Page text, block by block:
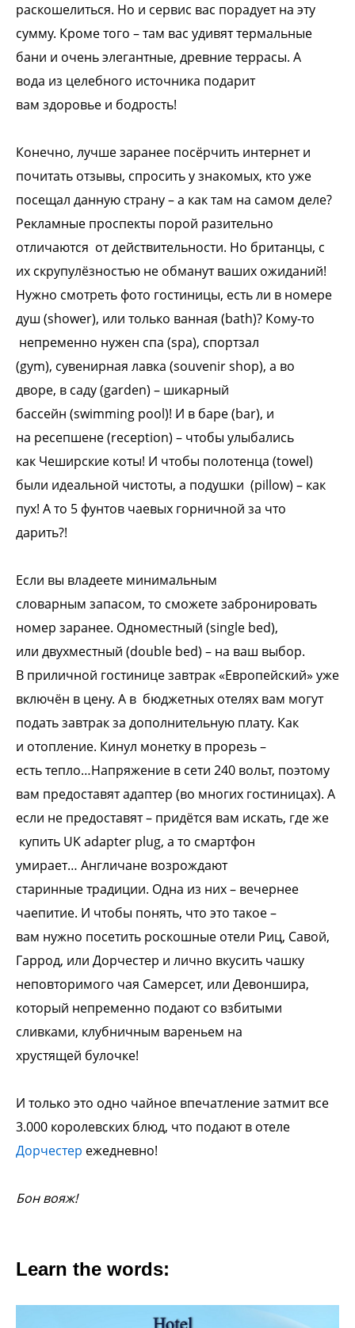
раскошелиться. Но и сервис вас порадует на эту
сумму. Крометого – там вас удивят термальные
бани и очень элегантные, древние террасы. А
вода из целебного источника подарит
вам здоровье и бодрость!
Конечно, лучше заранее посёрчить интернет и
почитать отзывы, спросить узнакомых, кто уже
посещал данную страну –а как там на самом деле?
Рекламные проспекты порой разительно
отличаются от действительности. Но британцы, с
их скрупулёзностью не обманут ваших ожиданий!
Нужно смотреть фото гостиницы, есть ли в номере
душ (shower), или только ванная (bath)? Кому-то
непременно нужен спа (spa), спортзал
(gym), сувенирная лавка (souvenir shop), а во
дворе, в саду (garden) – шикарный
бассейн (swimming pool)! И в баре (bar), и
на ресепшене (reception) – чтобы улыбались
как Чеширские коты! И чтобы полотенца (towel)
были идеальной чистоты, а подушки (pillow) – как
пух! А то 5 фунтов чаевых горничной за что
дарить?!
Если вы владеете минимальным
словарным запасом, то сможете забронировать
номер заранее. Одноместный (single bed),
или двухместный (double bed) – на ваш выбор.
В приличной гостинице завтрак«Европейский» уже
включён в цену. А в бюджетных отелях вам могут
податьзавтрак за дополнительную плату. Как
и отопление. Кинул монетку в прорезь –
естьтепло…Напряжение в сети 240 вольт, поэтому
вам предоставят адаптер (во многих гостиницах). А
если не предоставят– придётся вам искать, где же
купить UKadapter plug, а то смартфон
умирает… Англичане возрождают
старинныетрадиции. Одна из них – вечернее
чаепитие. И чтобы понять, что это такое –
вам нужно посетить роскошные отели Риц, Савой,
Гаррод, или Дорчестер и лично вкусить чашку
неповторимого чая Самерсет, или Девоншира,
который непременно подают со взбитыми
сливками, клубничным вареньем на
хрустящей булочке!
И только это одно чайное впечатлениезатмит все
3.000 королевских блюд, что подают в отеле
Дорчестер ежедневно!
Бон вояж!
Learn the words: